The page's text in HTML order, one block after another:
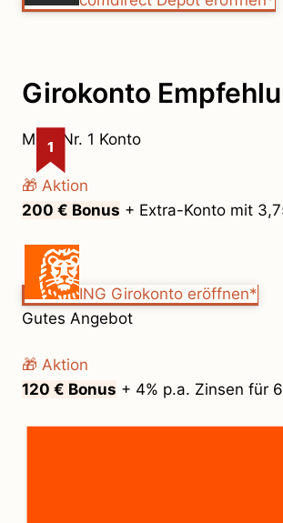
Girokonto
1
Mein Nr. 1 Konto
🎁 Aktion
200 € Bonus + Extra-Konto mit
ING Girokonto eröffnen*
Gutes Angebot
🎁 Aktion
120 € Bonus + 4% p.a. Zinsen für